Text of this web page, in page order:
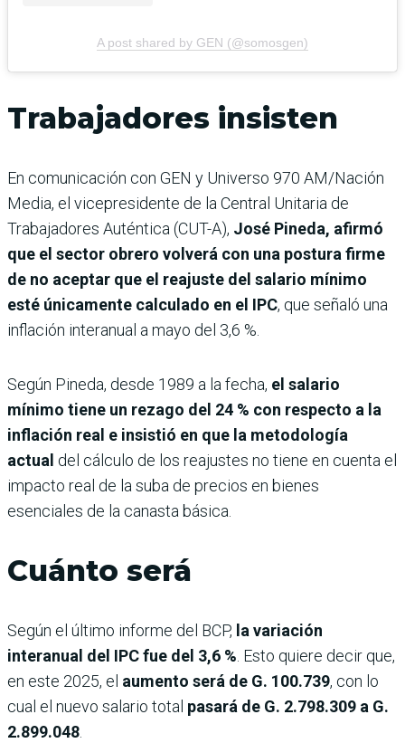
A post shared by GEN (@somosgen)
Trabajadores insisten
En comunicación con GEN y Universo 970 AM/Nación
Media, el vicepresidente de la Central Unitaria de
Trabajadores Auténtica (CUT-A), José Pineda, afirmó
que el sector obrero volverá con una postura firme
de no aceptar que el reajuste del salario mínimo
esté únicamente calculado en el IPC, que señaló una
inflación interanual a mayo del 3,6 %.
Según Pineda, desde 1989 a la fecha, el salario
mínimo tiene un rezago del 24 % con respecto a la
inflación real e insistió en que la metodología
actual del cálculo de los reajustes no tiene en cuenta el
impacto real de la suba de precios en bienes
esenciales de la canasta básica.
Cuánto será
Según el último informe del BCP, la variación
interanual del IPC fue del 3,6 % . Esto quiere decir que,
en este 2025, el aumento será de G. 100.739, con lo
cual el nuevo salario total pasará de G. 2.798.309 a G.
2.899.048